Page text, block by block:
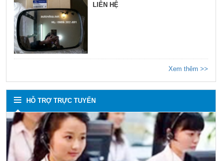
LIÊN HỆ
Xem thêm >>
HỖ TRỢ TRỰC TUYẾN